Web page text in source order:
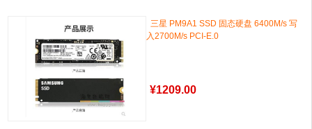
三星 PM9A1 SSD 固态硬盘 6400M/s 写
入2700M/s PCI-E.0
¥1209.00